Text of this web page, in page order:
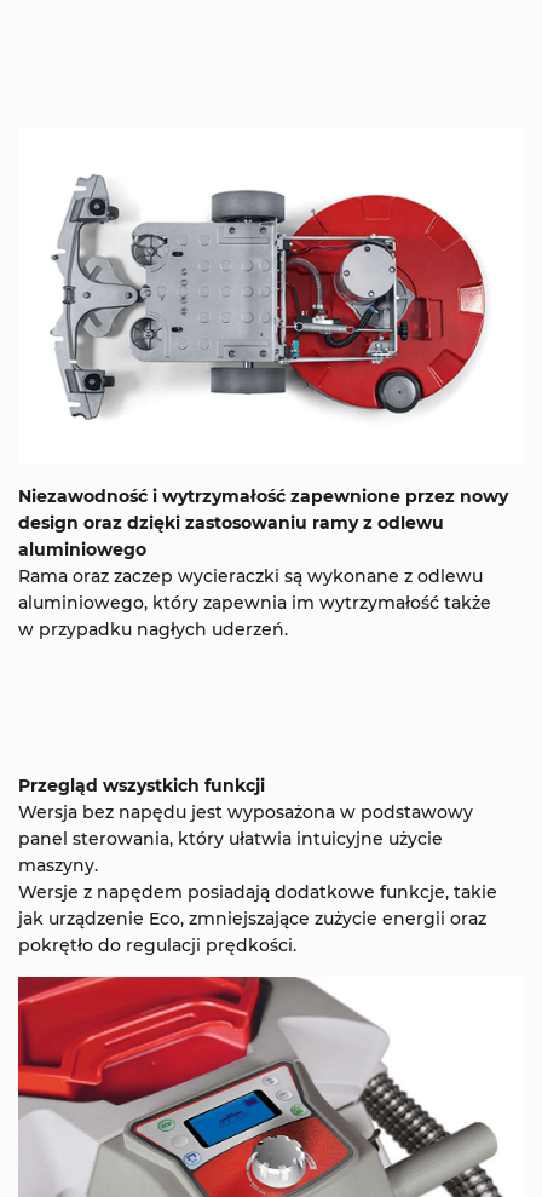
Niezawodność i wytrzymałość zapewnione przez nowy
design oraz dzięki zastosowaniu ramy z odlewu
aluminiowego
Rama oraz zaczep wycieraczki są wykonane z odlewu
aluminiowego, który zapewnia im wytrzymałość także
w przypadku nagłych uderzeń.
Przegląd wszystkich funkcji
Wersja bez napędu jest wyposażona w podstawowy
panel sterowania, który ułatwia intuicyjne użycie
maszyny.
Wersje z napędem posiadają dodatkowe funkcje, takie
jak urządzenie Eco, zmniejszające zużycie energii oraz
pokrętło do regulacji prędkości.